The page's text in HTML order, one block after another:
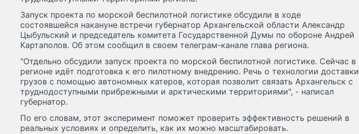
Запуск проекта по морской беспилотной логистике обсудили в ходе
состоявшейся накануне встречи губернатор Архангельской области Александр
Цыбульский и председатель комитета Государственной Думы по обороне Андрей
Картаполов. Об этом сообщил в своем телеграм-канале глава региона.
"Отдельно обсудили запуск проекта по морской беспилотной логистике. Сейчас в
регионе идёт подготовка к его пилотному внедрению. Речь о технологии доставки
грузов с помощью автономных катеров, которая позволит связать Архангельск с
труднодоступными прибрежными и арктическими территориями", - написал
губернатор.
По его словам, этот эксперимент поможет проверить эффективность решений в
реальных условиях и определить, как их можно масштабировать.